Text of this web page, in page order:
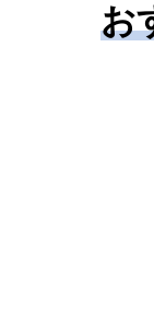
お